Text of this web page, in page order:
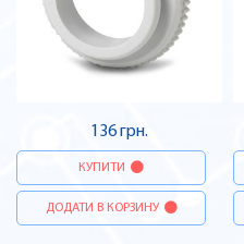
136 грн.
КУПИТИ
ДОДАТИ В КОРЗИНУ